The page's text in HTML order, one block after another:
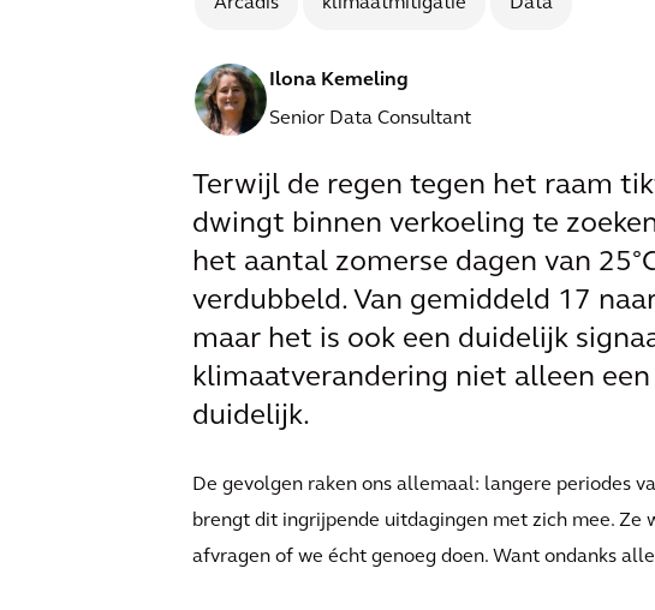
Ilona Kemeling
Senior Data Consultant
Terwijl de regen tegen het raam
dwingt binnen verkoeling te
het aantal zomerse dagen van
verdubbeld. Van gemiddeld 17
maar het is ook een duidelijk
klimaatverandering niet alleen
duidelijk.
De gevolgen raken ons allemaal: langere periodes
brengt dit ingrijpende uitdagingen met zich mee. Ze
afvragen of we écht genoeg doen. Want ondanks